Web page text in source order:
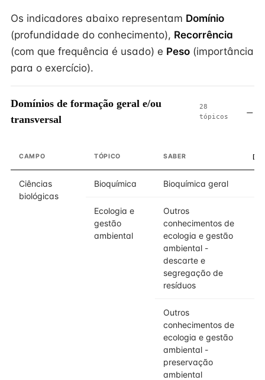
Os indicadores abaixo representam Domínio
(profundidade do conhecimento), Recorrência
(com que frequência é usado) e Peso (importância
para o exercício).
Domínios de formação geral e/ou
transversal
28
tópicos
CAMPO TÓPICO SABER
Ciências
biológicas
Bioquímica Bioquímica geral
Ecologia e
gestão
ambiental
Outros
conhecimentos de
ecologia e gestão
ambiental -
descarte e
segregação de
resíduos
Outros
conhecimentos de
ecologia e gestão
ambiental -
preservação
ambiental